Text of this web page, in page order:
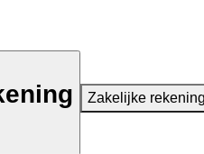
Zakelijke